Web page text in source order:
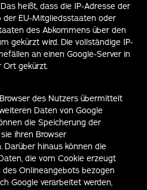
heißt, dass die IP-Adresse der
der EU-Mitgliedsstaaten oder
des Abkommens über den
gekürzt wird. Die vollständige IP-
an einen Google-Server in
Ort gekürzt.
des Nutzers übermittelt
Daten von Google
die Speicherung der
ihren Browser
hinaus können die
die vom Cookie erzeugt
Onlineangebots bezogen
Google verarbeitet werden,